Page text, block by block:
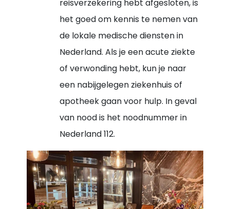
reisverzekering hebt afgesloten, is
het goed om kennis te nemen van
de lokale medische diensten in
Nederland. Als je een acute ziekte
of verwonding hebt, kun je naar
een nabijgelegen ziekenhuis of
apotheek gaan voor hulp. In geval
van nood is het noodnummer in
Nederland 112.